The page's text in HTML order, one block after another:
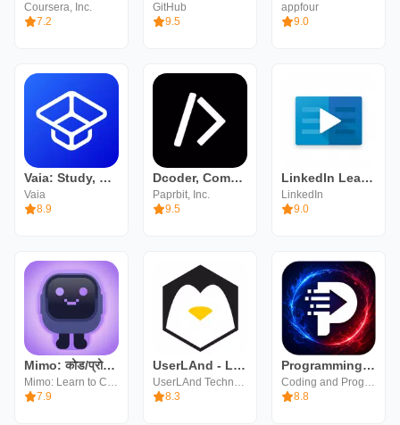
Coursera, Inc.
7.2
GitHub
9.5
appfour
9.0
Vaia: Study, Notes, Flashcards
Vaia
8.9
Dcoder, Compiler IDE :Code & P
Paprbit, Inc.
9.5
LinkedIn Learning
LinkedIn
9.0
Mimo: कोड/प्रोग्रामिंग सीखें
Mimo: Learn to Code
7.9
UserLAnd - Linux on Android
UserLAnd Technologies
8.3
Programming Hub: Learn to code
Coding and Programming
8.8